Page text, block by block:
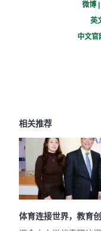
微博
英
中文官
相关推荐
体育连接世界，教育